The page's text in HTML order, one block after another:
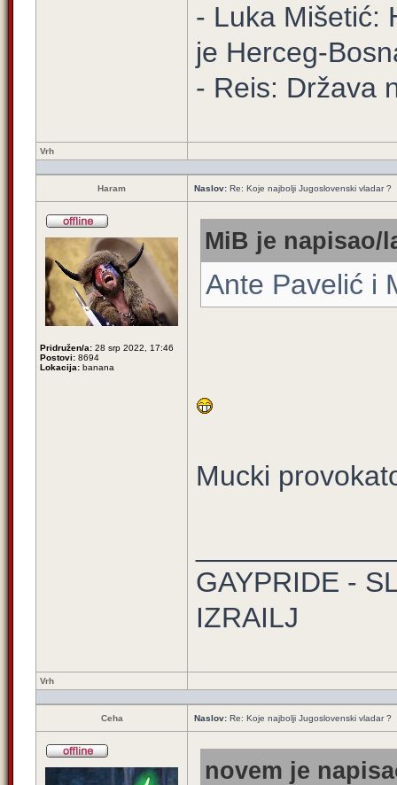
- Luka Mišetić:
je Herceg-
- Reis: Država
Vrh
Haram Naslov: Re: Koje najbolji Jugoslovenski vladar ?
Pridružen/a: 28 srp 2022, 17:46
Postovi: 8694
Lokacija: banana
MiB je napisao/
Ante Pavelić i
Mucki
GAYPRIDE -
IZRAILJ
Vrh
Ceha Naslov: Re: Koje najbolji Jugoslovenski vladar ?
novem je